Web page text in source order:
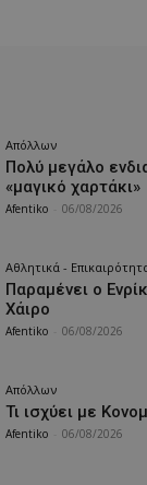
Απόλλων
Πολύ μεγάλο
«μαγικό χαρτάκι»
Afentiko 06/08/2026
Αθλητικά -
Παραμένει ο
Χάιρο
Afentiko 06/08/2026
Απόλλων
Τι ισχύει με
Afentiko 06/08/2026